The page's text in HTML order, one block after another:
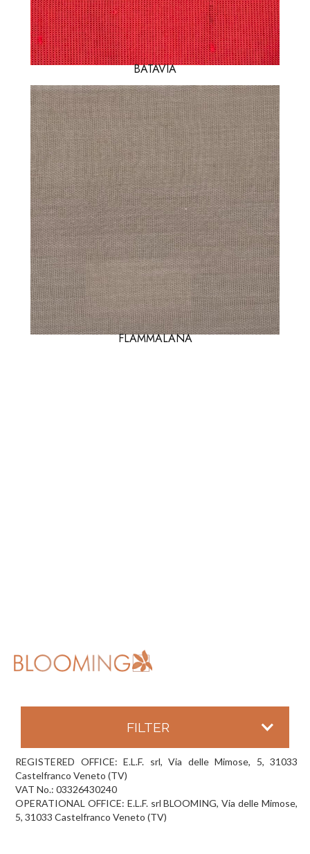
BATAVIA
FLAMMALANA
FILTER
REGISTERED OFFICE: E.L.F. srl, Via delle Mimose, 5, 31033
Castelfranco Veneto (TV)
VAT No.: 03326430240
OPERATIONAL OFFICE: E.L.F. srl BLOOMING, Via delle Mimose,
5, 31033 Castelfranco Veneto (TV)